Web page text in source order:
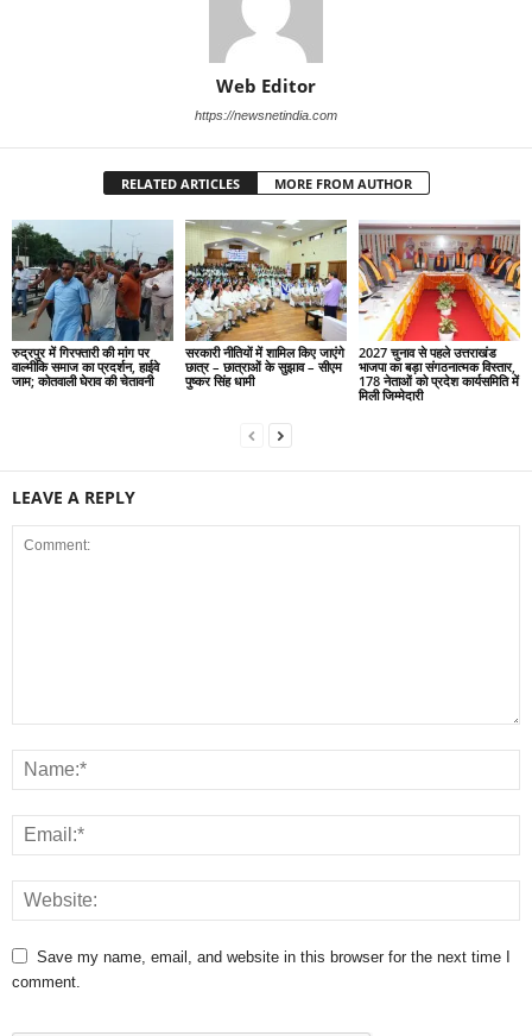
Web Editor
https://newsnetindia.com
RELATED ARTICLES MORE FROM AUTHOR
रुद्रपुर में गिरफ्तारी की मांग पर
वाल्मीकि समाज का प्रदर्शन, हाईवे
जाम; कोतवाली घेराव की चेतावनी
सरकारी नीतियों में शामिल किए जाएंगे
छात्र – छात्राओं के सुझाव – सीएम
पुष्कर सिंह धामी
2027 चुनाव से पहले उत्तराखंड
भाजपा का बड़ा संगठनात्मक विस्तार,
178 नेताओं को प्रदेश कार्यसमिति में
मिली जिम्मेदारी
LEAVE A REPLY
Save my name, email, and website in this browser for the next time I
comment.